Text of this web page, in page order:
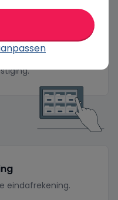
eindafrekening.